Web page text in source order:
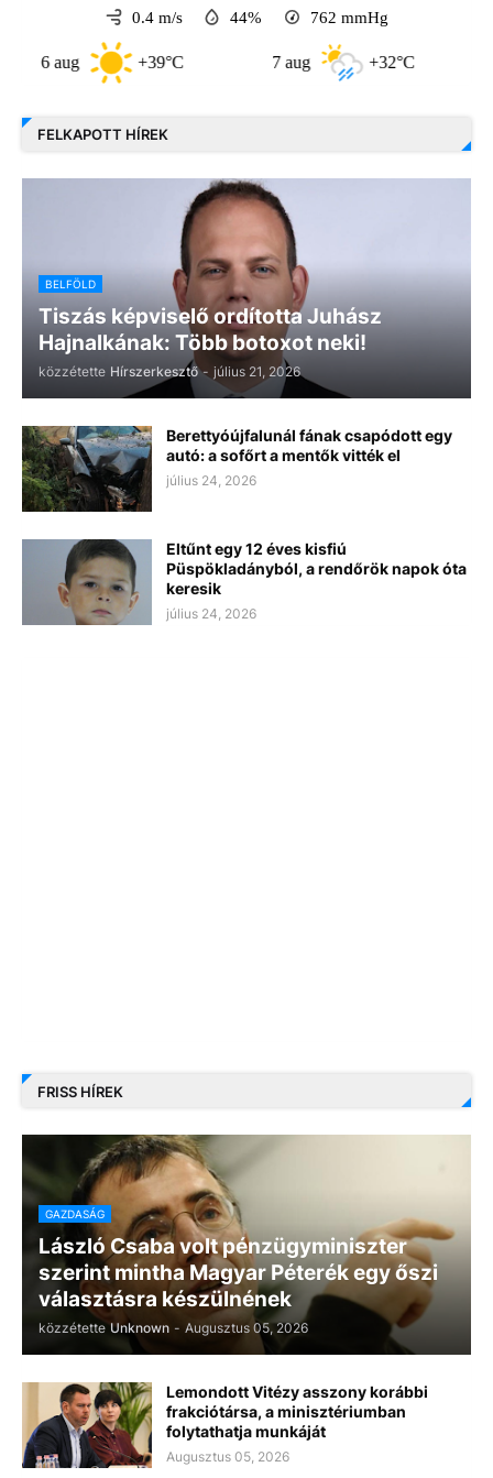
0.4 m/s 44% 762 mmHg
+39°C +32°C
FELKAPOTT HÍREK
BELFÖLD
Tiszás képviselő ordította Juhász
Hajnalkának: Több botoxot neki!
közzétette Hírszerkesztő - július 21, 2026
Berettyóújfalunál fának csapódott egy
autó: a sofőrt a mentők vitték el
július 24, 2026
Eltűnt egy 12 éves kisfiú
Püspökladányból, a rendőrök napok óta
keresik
július 24, 2026
FRISS HÍREK
GAZDASÁG
László Csaba volt pénzügyminiszter
szerint mintha Magyar Péterék egy őszi
választásra készülnének
közzétette Unknown - Augusztus 05, 2026
Lemondott Vitézy asszony korábbi
frakciótársa, a minisztériumban
folytathatja munkáját
Augusztus 05, 2026